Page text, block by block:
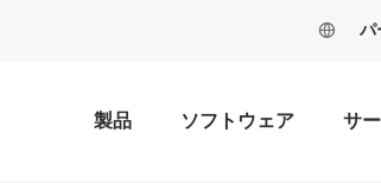
パ
製品 ソフトウェア サ